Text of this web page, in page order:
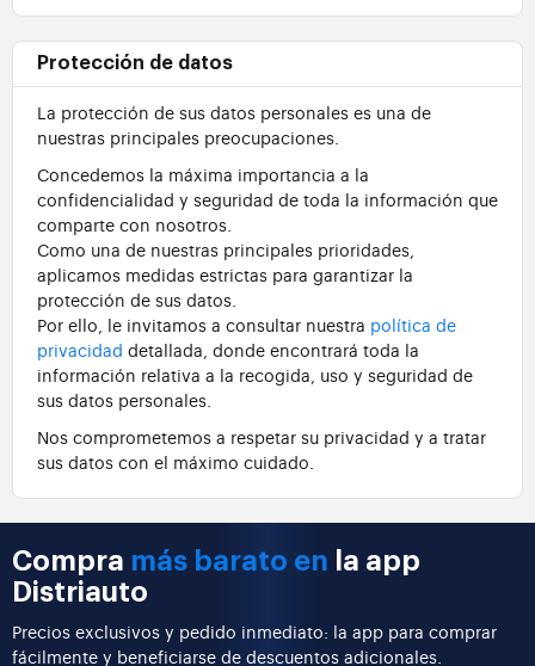
Protección de datos
La protección de sus datos personales es una de
nuestras principales preocupaciones.
Concedemos la máxima importancia a la
confidencialidad y seguridad de toda la información que
comparte con nosotros.
Como una de nuestras principales prioridades,
aplicamos medidas estrictas para garantizar la
protección de sus datos.
Por ello, le invitamos a consultar nuestra política de
privacidad detallada, donde encontrará toda la
información relativa a la recogida, uso y seguridad de
sus datos personales.
Nos comprometemos a respetar su privacidad y a tratar
sus datos con el máximo cuidado.
Compra más barato en la app
Distriauto
Precios exclusivos y pedido inmediato: la app para comprar
fácilmente y beneficiarse de descuentos adicionales.